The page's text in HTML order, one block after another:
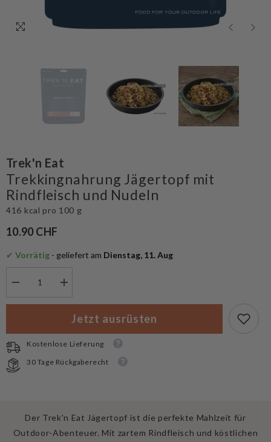
Trek'n Eat
Trekkingnahrung Jägertopf mit
Rindfleisch und Nudeln
416 kcal pro 100 g
10.90 CHF
✔ Vorrätig - geliefert am Dienstag, 11. Aug
für
Trekkingnahrung
Jägertopf
mit
Rindfleisch
und
Menge
für
Trek&#39;n
Eat
Trekkingnahrung
Jägertopf
Rindfleisch
und
Jetzt ausrüsten
Kostenlose Lieferung
30 Tage Rückgaberecht
Der Trek'n Eat Jägertopf ist die perfekte Mahlzeit für
Outdoor-Abenteuer. Mit zartem Rindfleisch und köstlichen